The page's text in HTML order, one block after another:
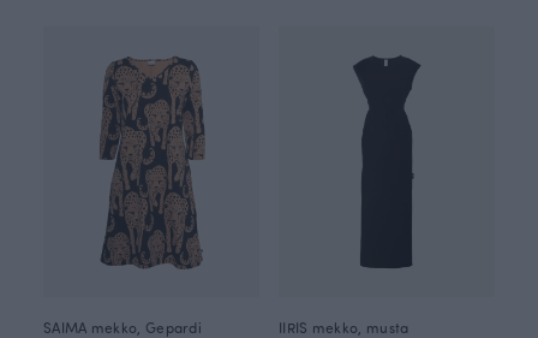
SAIMA mekko, Gepardi
IIRIS mekko, musta